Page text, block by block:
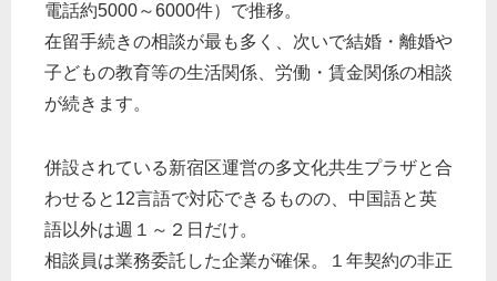
電話約5000～6000件）で推移。
在留手続きの相談が最も多く、次いで結婚・離婚や
子どもの教育等の生活関係、労働・賃金関係の相談
が続きます。
併設されている新宿区運営の多文化共生プラザと合
わせると12言語で対応できるものの、中国語と英
語以外は週１～２日だけ。
相談員は業務委託した企業が確保。１年契約の非正